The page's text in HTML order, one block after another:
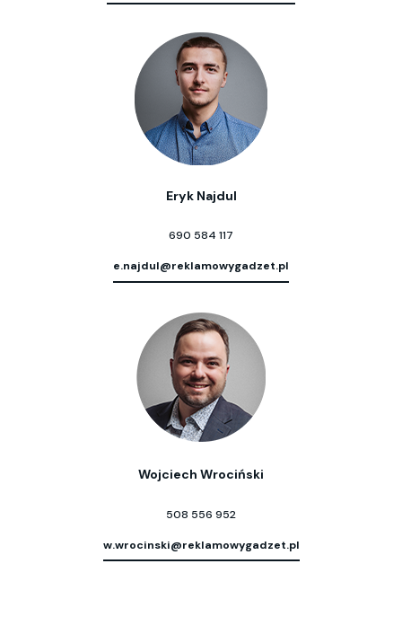
Eryk Najdul
690 584 117
e.najdul@reklamowygadzet.pl
Wojciech Wrociński
508 556 952
w.wrocinski@reklamowygadzet.pl